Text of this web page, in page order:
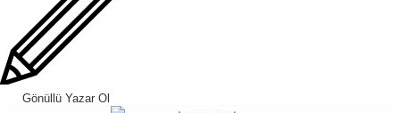
Gönüllü Yazar Ol